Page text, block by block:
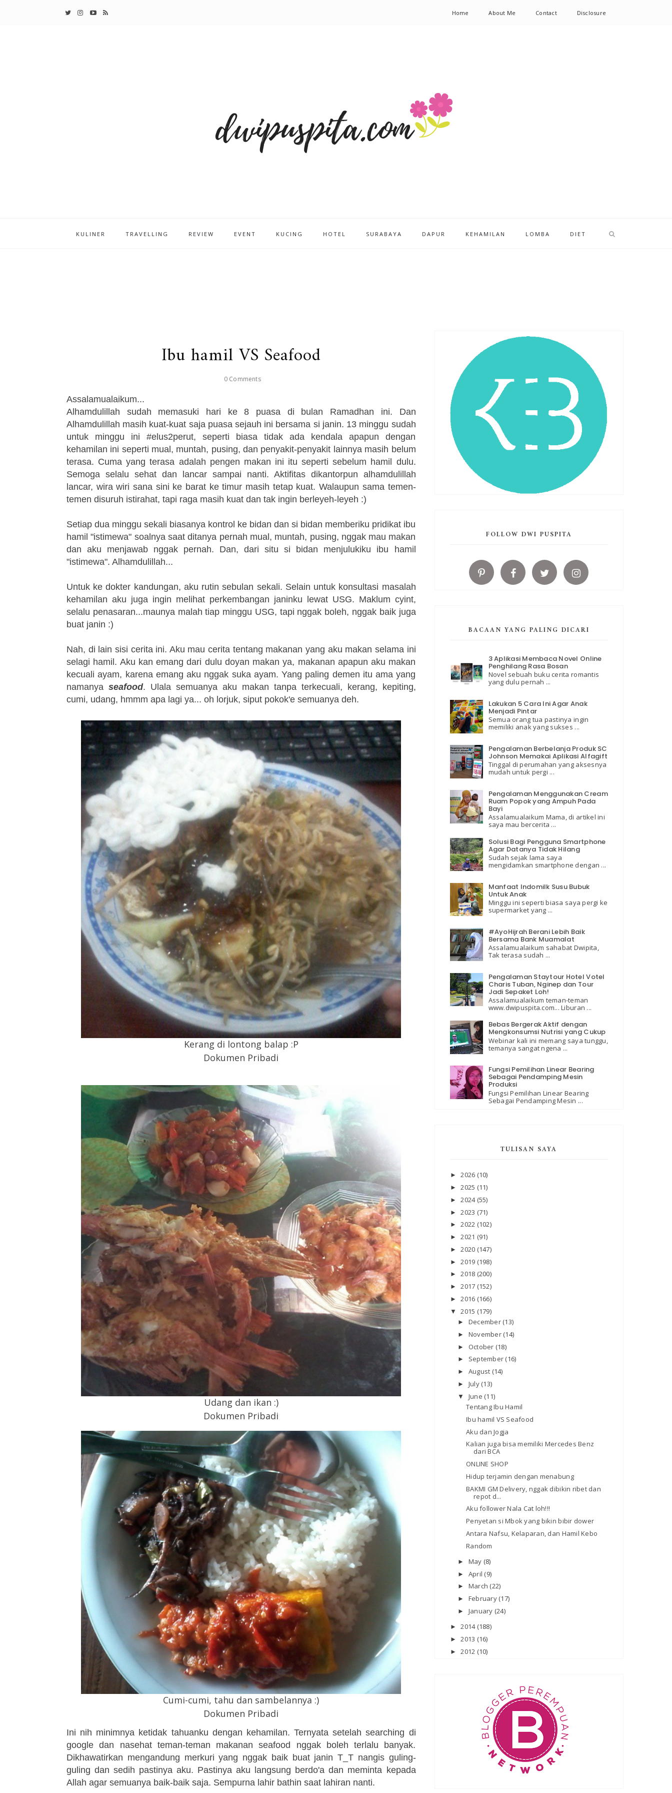
Home About Me Contact Disclosure
KULINER TRAVELLING REVIEW EVENT KUCING HOTEL SURABAYA DAPUR KEHAMILAN LOMBA DIET
Ibu hamil VS Seafood
0 Comments
Assalamualaikum...
Alhamdulillah sudah memasuki hari ke 8 puasa di bulan Ramadhan ini. Dan
Alhamdulillah masih kuat-kuat saja puasa sejauh ini bersama si janin. 13 minggu sudah
untuk minggu ini #elus2perut, seperti biasa tidak ada kendala apapun dengan
kehamilan ini seperti mual, muntah, pusing, dan penyakit-penyakit lainnya masih belum
terasa. Cuma yang terasa adalah pengen makan ini itu seperti sebelum hamil dulu.
Semoga selalu sehat dan lancar sampai nanti. Aktifitas dikantorpun alhamdulillah
lancar, wira wiri sana sini ke barat ke timur masih tetap kuat. Walaupun sama temen-
temen disuruh istirahat, tapi raga masih kuat dan tak ingin berleyeh-leyeh :)
Setiap dua minggu sekali biasanya kontrol ke bidan dan si bidan memberiku pridikat ibu
hamil "istimewa" soalnya saat ditanya pernah mual, muntah, pusing, nggak mau makan
dan aku menjawab nggak pernah. Dan, dari situ si bidan menjulukiku ibu hamil
"istimewa". Alhamdulillah...
Untuk ke dokter kandungan, aku rutin sebulan sekali. Selain untuk konsultasi masalah
kehamilan aku juga ingin melihat perkembangan janinku lewat USG. Maklum cyint,
selalu penasaran...maunya malah tiap minggu USG, tapi nggak boleh, nggak baik juga
buat janin :)
Nah, di lain sisi cerita ini. Aku mau cerita tentang makanan yang aku makan selama ini
selagi hamil. Aku kan emang dari dulu doyan makan ya, makanan apapun aku makan
kecuali ayam, karena emang aku nggak suka ayam. Yang paling demen itu ama yang
namanya seafood. Ulala semuanya aku makan tanpa terkecuali, kerang, kepiting,
cumi, udang, hmmm apa lagi ya... oh lorjuk, siput pokok'e semuanya deh.
Kerang di lontong balap :P
Dokumen Pribadi
Udang dan ikan :)
Dokumen Pribadi
Cumi-cumi, tahu dan sambelannya :)
Dokumen Pribadi
Ini nih minimnya ketidak tahuanku dengan kehamilan. Ternyata setelah searching di
google dan nasehat teman-teman makanan seafood nggak boleh terlalu banyak.
Dikhawatirkan mengandung merkuri yang nggak baik buat janin T_T nangis guling-
guling dan sedih pastinya aku. Pastinya aku langsung berdo'a dan meminta kepada
Allah agar semuanya baik-baik saja. Sempurna lahir bathin saat lahiran nanti.
FOLLOW DWI PUSPITA
BACAAN YANG PALING DICARI
3 Aplikasi Membaca Novel Online
Penghilang Rasa Bosan
Novel sebuah buku cerita romantis
yang dulu pernah ...
Lakukan 5 Cara Ini Agar Anak
Menjadi Pintar
Semua orang tua pastinya ingin
memiliki anak yang sukses ...
Pengalaman Berbelanja Produk SC
Johnson Memakai Aplikasi Alfagift
Tinggal di perumahan yang aksesnya
mudah untuk pergi ...
Pengalaman Menggunakan Cream
Ruam Popok yang Ampuh Pada
Bayi
Assalamualaikum Mama, di artikel ini
saya mau bercerita ...
Solusi Bagi Pengguna Smartphone
Agar Datanya Tidak Hilang
Sudah sejak lama saya
mengidamkan smartphone dengan ...
Manfaat Indomilk Susu Bubuk
Untuk Anak
Minggu ini seperti biasa saya pergi ke
supermarket yang ...
#AyoHijrah Berani Lebih Baik
Bersama Bank Muamalat
Assalamualaikum sahabat Dwipita,
Tak terasa sudah ...
Pengalaman Staytour Hotel Votel
Charis Tuban, Nginep dan Tour
Jadi Sepaket Loh!
Assalamualaikum teman-teman
www.dwipuspita.com... Liburan ...
Bebas Bergerak Aktif dengan
Mengkonsumsi Nutrisi yang Cukup
Webinar kali ini memang saya tunggu,
temanya sangat ngena ...
Fungsi Pemilihan Linear Bearing
Sebagai Pendamping Mesin
Produksi
Fungsi Pemilihan Linear Bearing
Sebagai Pendamping Mesin ...
TULISAN SAYA
►2026 (10)
►2025 (11)
►2024 (55)
►2023 (71)
►2022 (102)
►2021 (91)
►2020 (147)
►2019 (198)
►2018 (200)
►2017 (152)
►2016 (166)
▼2015 (179)
► December (13)
► November (14)
► October (18)
► September (16)
► August (14)
► July (13)
▼ June (11)
Tentang Ibu Hamil
Ibu hamil VS Seafood
Aku dan Jogja
Kalian juga bisa memiliki Mercedes Benz
dari BCA
ONLINE SHOP
Hidup terjamin dengan menabung
BAKMI GM Delivery, nggak dibikin ribet dan
repot d...
Aku follower Nala Cat loh!!!
Penyetan si Mbok yang bikin bibir dower
Antara Nafsu, Kelaparan, dan Hamil Kebo
Random
► May (8)
► April (9)
► March (22)
► February (17)
► January (24)
►2014 (188)
►2013 (16)
►2012 (10)